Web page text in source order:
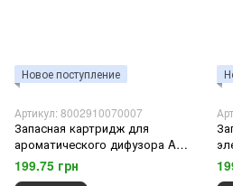
Новое поступление
Артикул: 8002910070007
Запасная картридж для
ароматического дифузора AIR
WICK deo ricarica x elettr
eucalipto e legno di cedro
199.75 грн